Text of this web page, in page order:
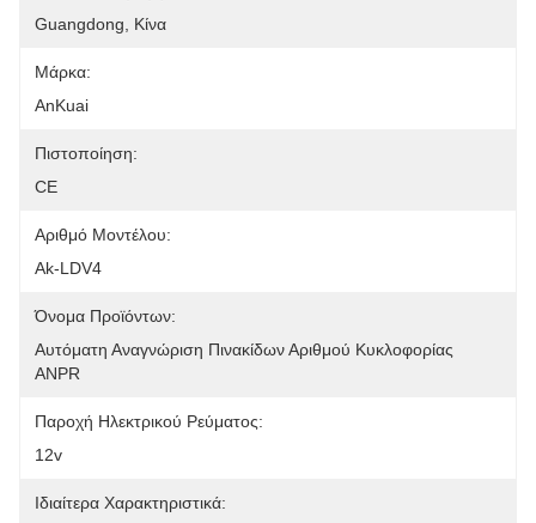
Guangdong, Κίνα
Μάρκα:
AnKuai
Πιστοποίηση:
CE
Αριθμό Μοντέλου:
Ak-LDV4
Όνομα Προϊόντων:
Αυτόματη Αναγνώριση Πινακίδων Αριθμού Κυκλοφορίας
ANPR
Παροχή Ηλεκτρικού Ρεύματος:
12v
Ιδιαίτερα Χαρακτηριστικά: